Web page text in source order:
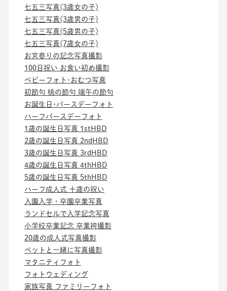
七五三写真(3歳女の子)
七五三写真(3歳男の子)
七五三写真(5歳男の子)
七五三写真(7歳女の子)
お宮参りの記念写真撮影
100日祝い お食い初め撮影
ベビーフォト･おむつ写真
初節句 桃の節句 端午の節句
お誕生日･バースデーフォト
ハーフバースデーフォト
1歳の誕生日写真 1stHBD
2歳の誕生日写真 2ndHBD
3歳の誕生日写真 3rdHBD
4歳の誕生日写真 4thHBD
5歳の誕生日写真 5thHBD
ハーフ成人式 十歳の祝い
入園入学・卒園卒業写真
ランドセルで入学記念写真
小学校卒業記念 卒業袴撮影
20歳の成人式写真撮影
ペットと一緒に写真撮影
マタニティフォト
フォトウェディング
家族写真 ファミリーフォト